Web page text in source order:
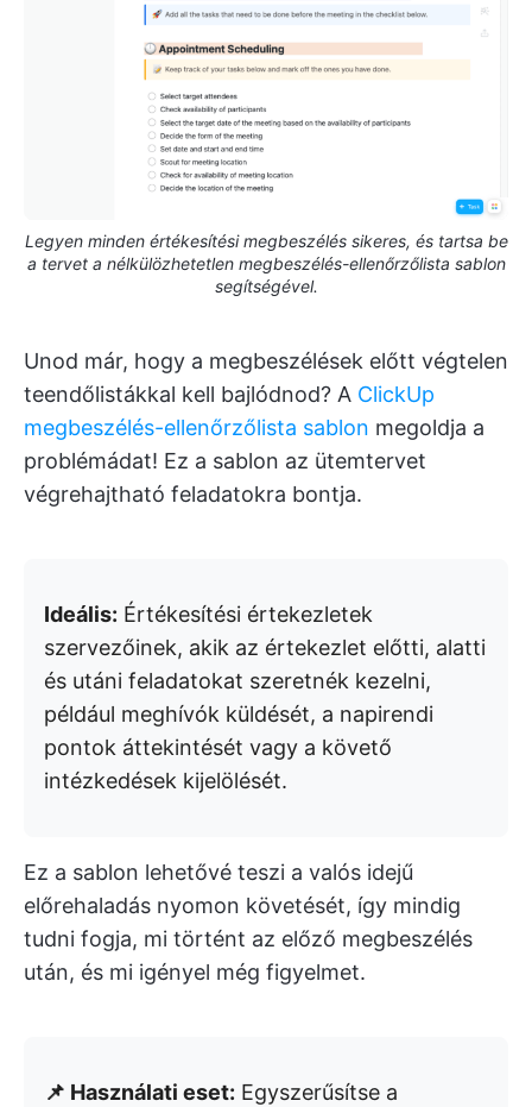
Legyen minden értékesítési megbeszélés sikeres, és tartsa be
a tervet a nélkülözhetetlen megbeszélés-ellenőrzőlista sablon
segítségével.
Unod már, hogy a megbeszélések előtt végtelen
teendőlistákkal kell bajlódnod? A ClickUp
megbeszélés-ellenőrzőlista sablon megoldja a
problémádat! Ez a sablon az ütemtervet
végrehajtható feladatokra bontja.
Ideális: Értékesítési értekezletek
szervezőinek, akik az értekezlet előtti, alatti
és utáni feladatokat szeretnék kezelni,
például meghívók küldését, a napirendi
pontok áttekintését vagy a követő
intézkedések kijelölését.
Ez a sablon lehetővé teszi a valós idejű
előrehaladás nyomon követését, így mindig
tudni fogja, mi történt az előző megbeszélés
után, és mi igényel még figyelmet.
📌 Használati eset: Egyszerűsítse a